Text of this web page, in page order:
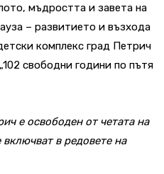
мъдростта и завета на
– развитието и възхода
комплекс град Петрич
свободни години по пътя
е освободен от четата на
в редовете на